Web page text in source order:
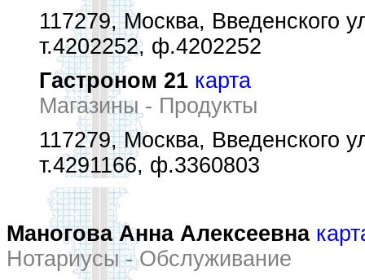
117279, Москва, Введенского
т.4202252, ф.4202252
Гастроном 21 карта
Магазины - Продукты
117279, Москва, Введенского
т.4291166, ф.3360803
Маногова Анна Алексеевна
Нотариусы - Обслуживание